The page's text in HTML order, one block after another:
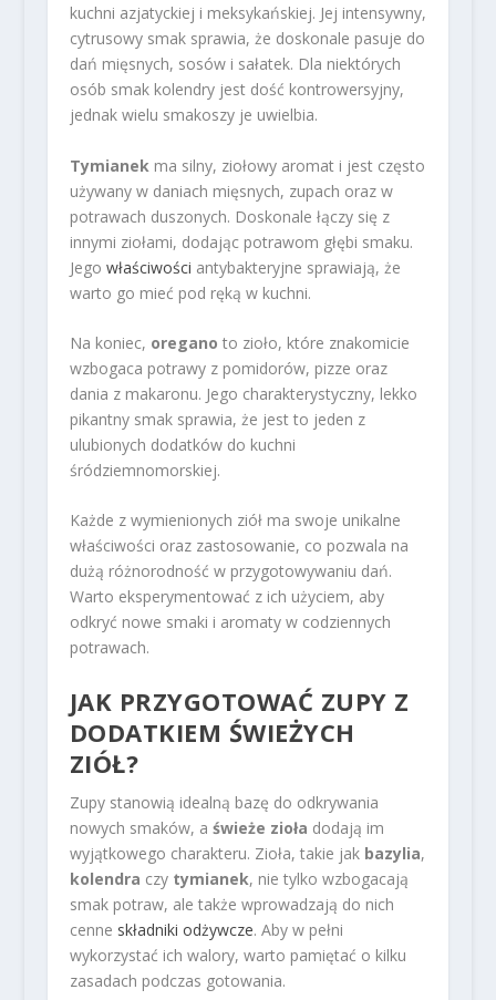
kuchni azjatyckiej i meksykańskiej. Jej intensywny,
cytrusowy smak sprawia, że doskonale pasuje do
dań mięsnych, sosów i sałatek. Dla niektórych
osób smak kolendry jest dość kontrowersyjny,
jednak wielu smakoszy je uwielbia.
Tymianek ma silny, ziołowy aromat i jest często
używany w daniach mięsnych, zupach oraz w
potrawach duszonych. Doskonale łączy się z
innymi ziołami, dodając potrawom głębi smaku.
Jego właściwości antybakteryjne sprawiają, że
warto go mieć pod ręką w kuchni.
Na koniec, oregano to zioło, które znakomicie
wzbogaca potrawy z pomidorów, pizze oraz
dania z makaronu. Jego charakterystyczny, lekko
pikantny smak sprawia, że jest to jeden z
ulubionych dodatków do kuchni
śródziemnomorskiej.
Każde z wymienionych ziół ma swoje unikalne
właściwości oraz zastosowanie, co pozwala na
dużą różnorodność w przygotowywaniu dań.
Warto eksperymentować z ich użyciem, aby
odkryć nowe smaki i aromaty w codziennych
potrawach.
JAK PRZYGOTOWAĆ ZUPY Z
DODATKIEM ŚWIEŻYCH
ZIÓŁ?
Zupy stanowią idealną bazę do odkrywania
nowych smaków, a świeże zioła dodają im
wyjątkowego charakteru. Zioła, takie jak bazylia,
kolendra czy tymianek, nie tylko wzbogacają
smak potraw, ale także wprowadzają do nich
cenne składniki odżywcze. Aby w pełni
wykorzystać ich walory, warto pamiętać o kilku
zasadach podczas gotowania.